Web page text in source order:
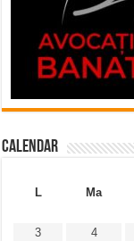
Calendar
L
Ma
3
4